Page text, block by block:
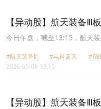
【异动股】航天装备Ⅲ
(688818.CN)涨16.52%
今日午盘，截至13:15，航天
理工导航(688282.CN)涨
2.53%报25.95元，星网宇达
#航天装备Ⅲ #电科蓝天
2026-05-08 13:15
【异动股】航天装备Ⅲ